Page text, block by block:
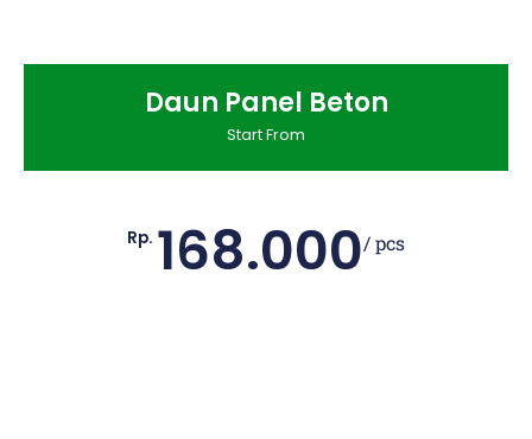
Daun Panel Beton
Start From
Rp. 168.000/ pcs